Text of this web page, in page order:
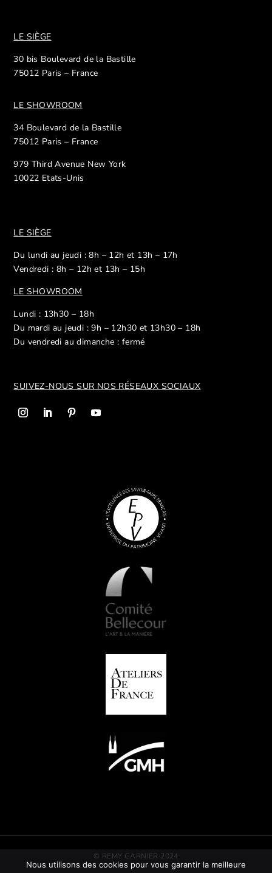
LE SIÈGE
30 bis Boulevard de la Bastille
75012 Paris – France
LE SHOWROOM
34 Boulevard de la Bastille
75012 Paris – France
979 Third Avenue New York
10022 Etats-Unis
LE SIÈGE
Du lundi au jeudi : 8h – 12h et 13h – 17h
Vendredi : 8h – 12h et 13h – 15h
LE SHOWROOM
Lundi : 13h30 – 18h
Du mardi au jeudi : 9h – 12h30 et 13h30 – 18h
Du vendredi au dimanche : fermé
SUIVEZ-NOUS SUR NOS RÉSEAUX SOCIAUX
© REMY GARNIER 2024
Nous utilisons des cookies pour vous garantir la meilleure